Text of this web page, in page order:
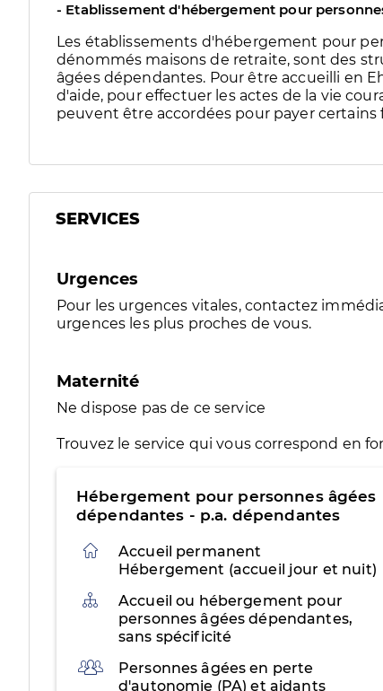
- Etablissement d'hébergement pour
Les établissements d'hébergement pour
dénommés maisons de retraite, sont des
âgées dépendantes. Pour être accueilli en
d'aide, pour effectuer les actes de la vie
peuvent être accordées pour payer certains
SERVICES
Urgences
Pour les urgences vitales, contactez
urgences les plus proches de vous.
Maternité
Ne dispose pas de ce service
Trouvez le service qui vous correspond en
Hébergement pour personnes âgées
dépendantes - p.a. dépendantes
Accueil permanent
Hébergement (accueil jour et nuit)
Organisation
Accueil ou hébergement pour
personnes âgées dépendantes,
sans spécificité
PublicPersonnes âgées en perte
d'autonomie (PA) et aidants